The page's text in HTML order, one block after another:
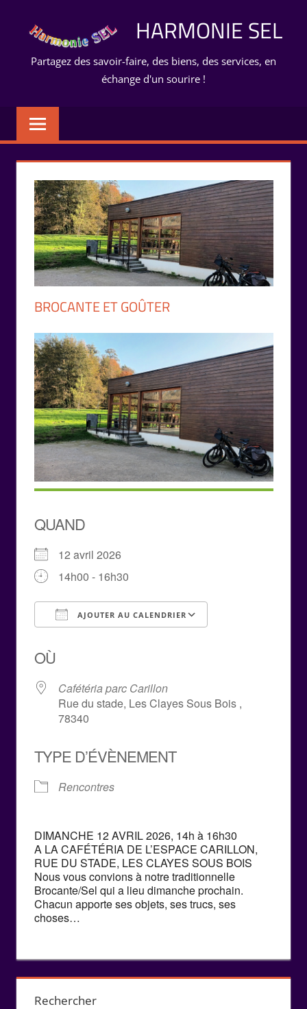
HARMONIE SEL
Partagez des savoir-faire, des biens, des services, en
échange d'un sourire !
BROCANTE ET GOÛTER
QUAND
12 avril 2026
14h00 - 16h30
AJOUTER AU CALENDRIER
OÙ
Cafétéria parc Carillon
Rue du stade, Les Clayes Sous Bois ,
78340
TYPE D’ÉVÈNEMENT
Rencontres
DIMANCHE 12 AVRIL 2026, 14h à 16h30
A LA CAFÉTÉRIA DE L’ESPACE CARILLON,
RUE DU STADE, LES CLAYES SOUS BOIS
Nous vous convions à notre traditionnelle
Brocante/Sel qui a lieu dimanche prochain.
Chacun apporte ses objets, ses trucs, ses
choses…
Rechercher